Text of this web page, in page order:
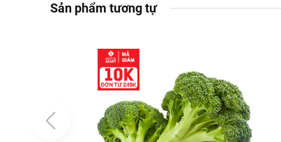
Sản phẩm tương tự